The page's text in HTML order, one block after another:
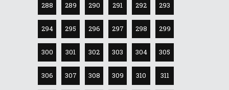
288 289 290 291 292 293
294 295 296 297 298 299
300 301 302 303 304 305
306 307 308 309 310 311